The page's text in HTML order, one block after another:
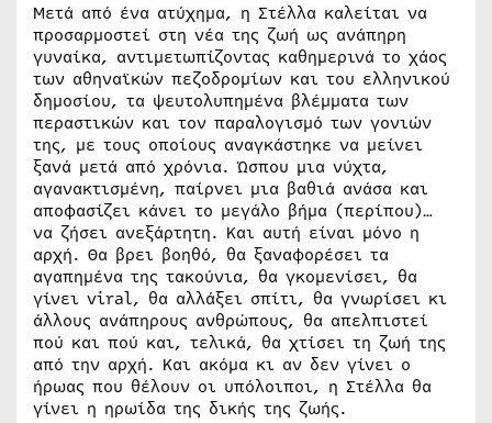
Μετά από ένα ατύχημα, η Στέλλα καλείται να
προσαρμοστεί στη νέα της ζωή ως ανάπηρη
γυναίκα, αντιμετωπίζοντας καθημερινά το χάος
των αθηναϊκών πεζοδρομίων και του ελληνικού
δημοσίου, τα ψευτολυπημένα βλέμματα των
περαστικών και τον παραλογισμό των γονιών
της, με τους οποίους αναγκάστηκε να μείνει
ξανά μετά από χρόνια. Ώσπου μια νύχτα,
αγανακτισμένη, παίρνει μια βαθιά ανάσα και
αποφασίζει κάνει το μεγάλο βήμα (περίπου)…
να ζήσει ανεξάρτητη. Και αυτή είναι μόνο η
αρχή. Θα βρει βοηθό, θα ξαναφορέσει τα
αγαπημένα της τακούνια, θα γκομενίσει, θα
γίνει viral, θα αλλάξει σπίτι, θα γνωρίσει κι
άλλους ανάπηρους ανθρώπους, θα απελπιστεί
πού και πού και, τελικά, θα χτίσει τη ζωή της
από την αρχή. Και ακόμα κι αν δεν γίνει ο
ήρωας που θέλουν οι υπόλοιποι, η Στέλλα θα
γίνει η ηρωίδα της δικής της ζωής.